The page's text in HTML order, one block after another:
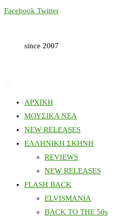
Skip
Facebook Twitter
since 2007
ΑΡΧΙΚΗ
ΜΟΥΣΙΚΑ ΝΕΑ
NEW RELEASES
ΕΛΛΗΝΙΚΗ ΣΚΗΝΗ
REVIEWS
NEW RELEASES
FLASH BACK
ELVISMANIA
BACK TO THE 50s